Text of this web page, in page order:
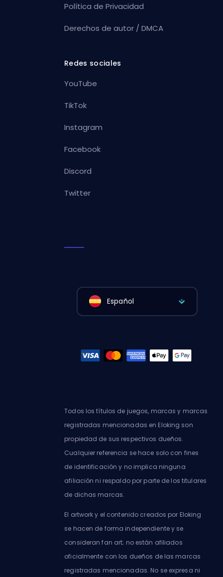
Política de Privacidad
Derechos de autor / DMCA
Redes sociales
YouTube
TikTok
Instagram
Facebook
Discord
Twitter
Español
Todos los títulos de juegos, marcas y marcas
registradas mencionadas en Eloking son
propiedad de sus respectivos dueños.
Cualquier referencia se hace solo con fines
de identificación y no implica ninguna
afiliación ni respaldo por parte de los titulares
de dichas marcas.
El artwork y el contenido creados por Eloking
se hacen de forma independiente y se
consideran fan art; no están afiliados
oficialmente con los dueños de las marcas
registradas mencionadas. No se expresa ni